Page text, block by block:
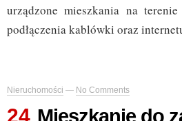
urządzone mieszkania na
podłączenia kablówki oraz
Nieruchomości — No Comments
24 Mieszkanie do